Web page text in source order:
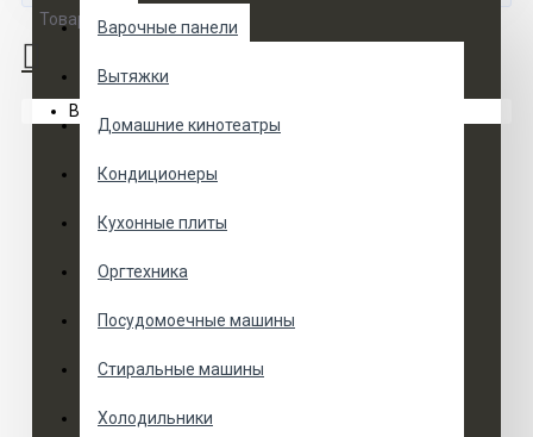
Варочные панели
Вытяжки
Домашние кинотеатры
Кондиционеры
Кухонные плиты
Оргтехника
Посудомоечные машины
Стиральные машины
Холодильники
Товаров 0 (0 руб.)
Ваша корзина пуста!